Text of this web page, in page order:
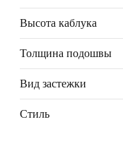
Высота каблука
Толщина подошвы
Вид застежки
Стиль